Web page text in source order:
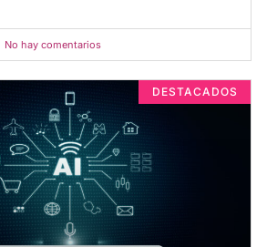
No hay comentarios
DESTACADOS